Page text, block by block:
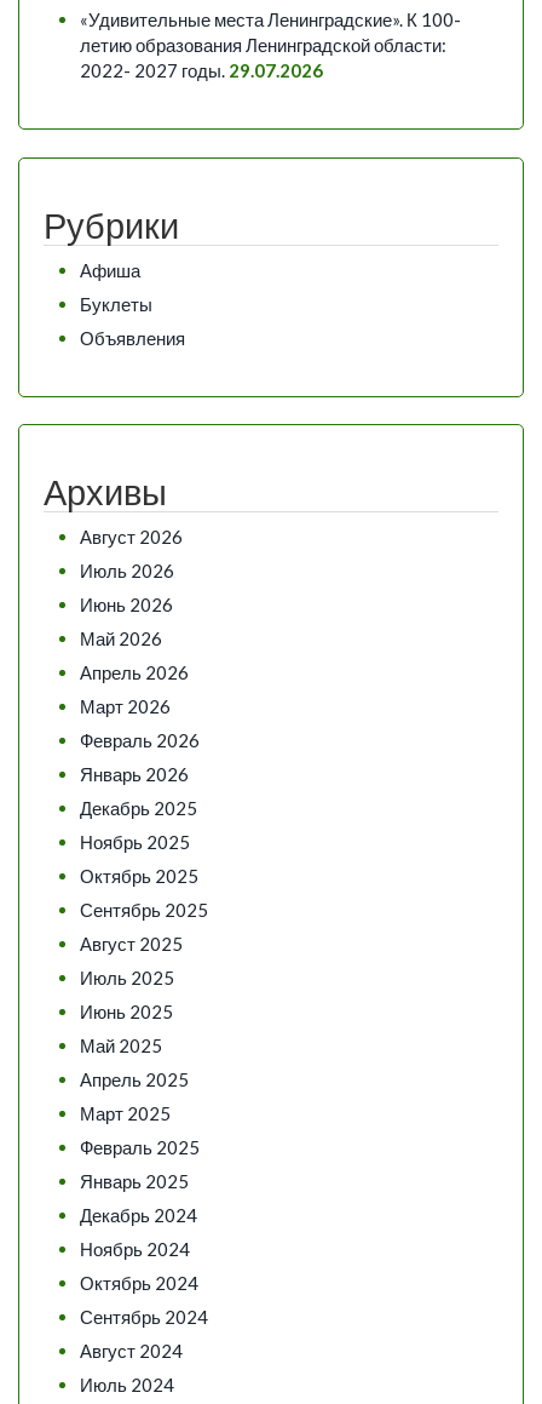
«Удивительные места Ленинградские». К 100-
летию образования Ленинградской области:
2022- 2027 годы. 29.07.2026
Рубрики
Афиша
Буклеты
Объявления
Архивы
Август 2026
Июль 2026
Июнь 2026
Май 2026
Апрель 2026
Март 2026
Февраль 2026
Январь 2026
Декабрь 2025
Ноябрь 2025
Октябрь 2025
Сентябрь 2025
Август 2025
Июль 2025
Июнь 2025
Май 2025
Апрель 2025
Март 2025
Февраль 2025
Январь 2025
Декабрь 2024
Ноябрь 2024
Октябрь 2024
Сентябрь 2024
Август 2024
Июль 2024